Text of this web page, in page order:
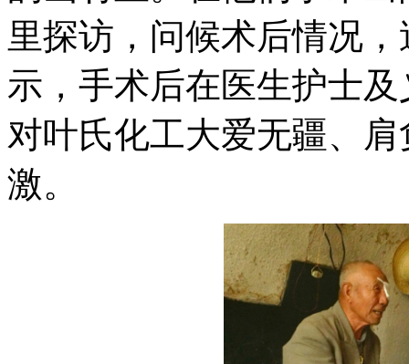
里探访，问候术后情况
示，手术后在医生护士
对叶氏化工大爱无疆、
激。